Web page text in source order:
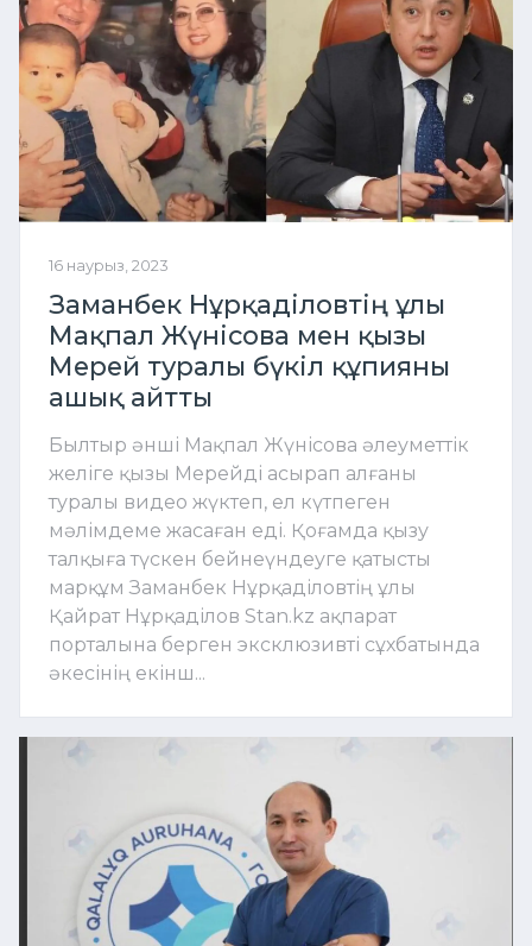
16 наурыз, 2023
Заманбек Нұрқаділовтің ұлы
Мақпал Жүнісова мен қызы
Мерей туралы бүкіл құпияны
ашық айтты
Былтыр әнші Мақпал Жүнісова әлеуметтік
желіге қызы Мерейді асырап алғаны
туралы видео жүктеп, ел күтпеген
мәлімдеме жасаған еді. Қоғамда қызу
талқыға түскен бейнеүндеуге қатысты
марқұм Заманбек Нұрқаділовтің ұлы
Қайрат Нұрқаділов Stan.kz ақпарат
порталына берген эксклюзивті сұхбатында
әкесінің екінш...